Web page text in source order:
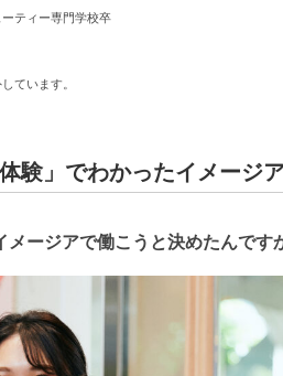
ティー専門学校卒
ています。
験」でわかったイメージ
ージアで働こうと決めたんです